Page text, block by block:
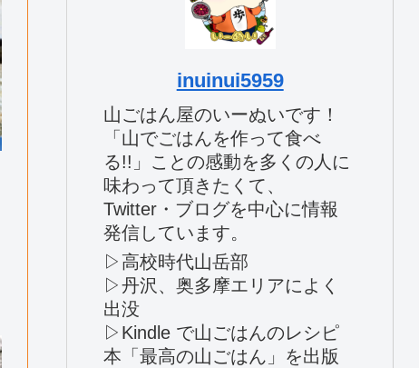
inuinui5959
山ごはん屋のいーぬいです！
「山でごはんを作って食べ
る!!」ことの感動を多くの人に
味わって頂きたくて、
Twitter・ブログを中心に情報
発信しています。
▷高校時代山岳部
▷丹沢、奥多摩エリアによく
出没
▷Kindle で山ごはんのレシピ
本「最高の山ごはん」を出版